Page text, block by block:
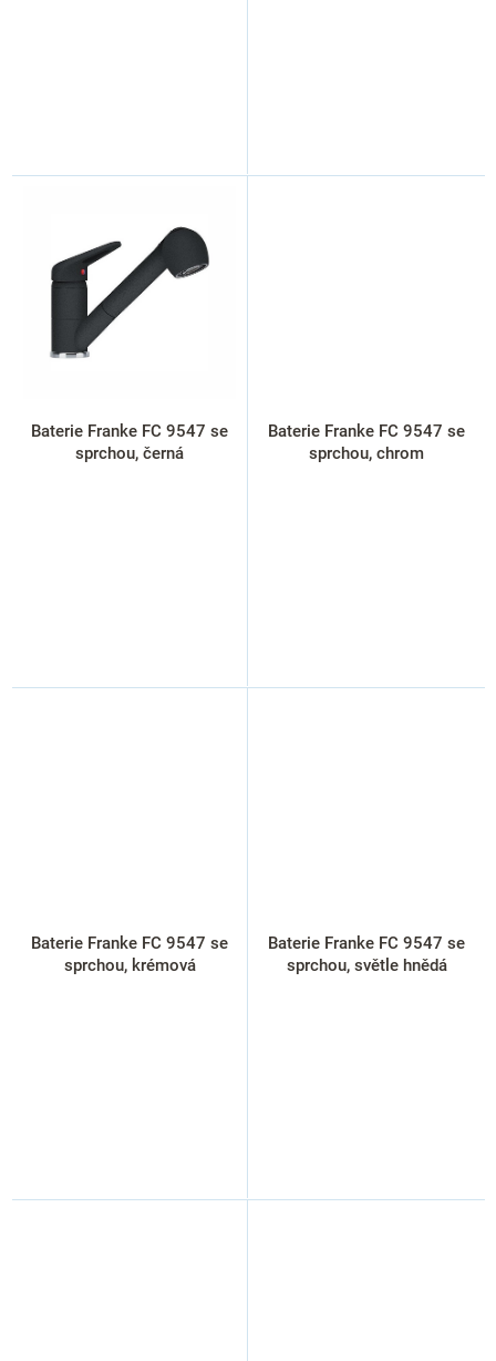
Baterie Franke FC 9547 se
sprchou, černá
Baterie Franke FC 9547 se
sprchou, chrom
Baterie Franke FC 9547 se
sprchou, krémová
Baterie Franke FC 9547 se
sprchou, světle hnědá